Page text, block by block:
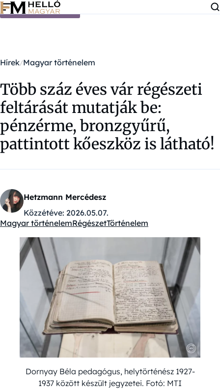
Ugrás a tartalomra
Hírek Magyar történelem
Több száz éves vár régészeti
feltárását mutatják be:
pénzérme, bronzgyűrű,
pattintott kőeszköz is látható!
Hetzmann Mercédesz
Közzétéve: 2026.05.07.
Kategóriák:
Magyar történelemRégészetTörténelem
Dornyay Béla pedagógus, helytörténész 1927-
1937 között készült jegyzetei. Fotó: MTI